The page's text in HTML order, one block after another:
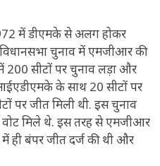
में डीएमके से अलग होकर
चुनाव में एमजीआर की
200 सीटों पर चुनाव लड़ा और
के साथ 20 सीटों पर
पर जीत मिली थी. इस चुनाव
मिले थे. इस तरह से एमजीआर
ही बंपर जीत दर्ज की थी और